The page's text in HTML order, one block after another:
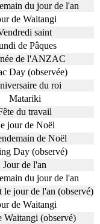
du jour de l'an
de Waitangi
saint
de Pâques
de l'ANZAC
Day (observée)
du roi
Matariki
du travail
jour de Noël
de Noël
Day (observé)
Jour de l'an
du jour de l'an
le jour de l'an (observé)
de Waitangi
Waitangi (observé)